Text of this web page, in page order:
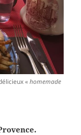
«homemade